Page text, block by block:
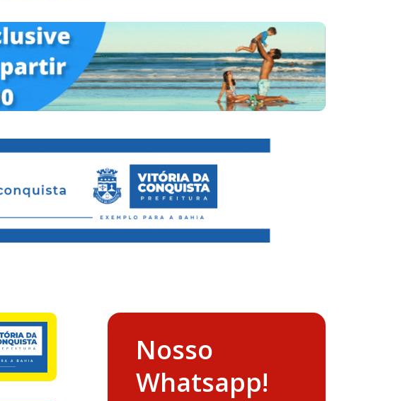
Nosso
Whatsapp!